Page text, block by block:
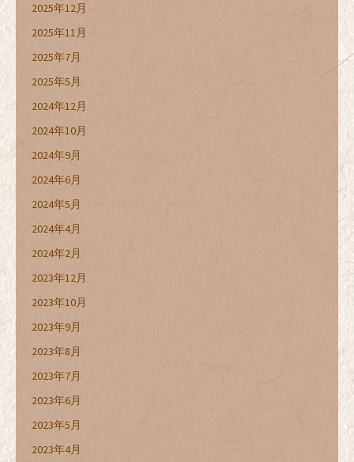
2025年12月
2025年11月
2025年7月
2025年5月
2024年12月
2024年10月
2024年9月
2024年6月
2024年5月
2024年4月
2024年2月
2023年12月
2023年10月
2023年9月
2023年8月
2023年7月
2023年6月
2023年5月
2023年4月